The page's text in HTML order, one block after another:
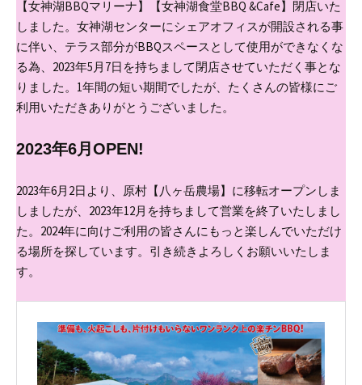
【女神湖BBQマリーナ】【女神湖食堂BBQ &Cafe】閉店いた
しました。 女神湖センターにシェアオフィスが開設される事
に伴い、テラス部分がBBQスペースとして使用ができなくな
る為、2023年5月7日を持ちまして閉店させていただく事とな
りました。1年間の短い期間でしたが、たくさんの皆様にご
利用いただきありがとうございました。
2023年6月OPEN!
2023年6月2日より、原村【八ヶ岳農場】に移転オープンしま
しましたが、2023年12月を持ちまして営業を終了いたしまし
た。 2024年に向けご利用の皆さんにもっと楽しんでいただけ
る場所を探しています。 引き続きよろしくお願いいたしま
す。